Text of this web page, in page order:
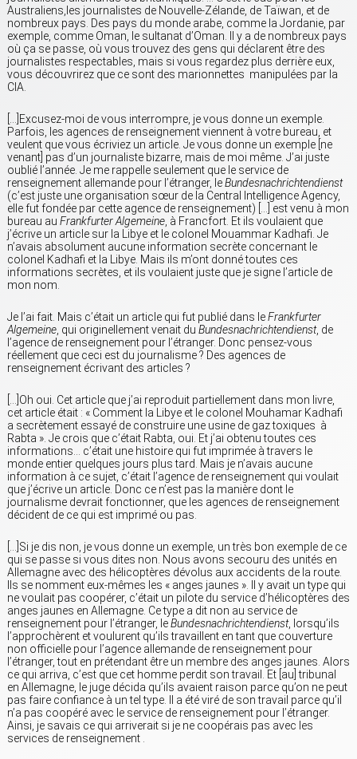
Australiens,les journalistes de Nouvelle-Zélande, de Taïwan, et de
nombreux pays. Des pays du monde arabe, comme la Jordanie, par
exemple, comme Oman, le sultanat d’Oman. Il y a de nombreux pays
où ça se passe, où vous trouvez des gens qui déclarent être des
journalistes respectables, mais si vous regardez plus derrière eux,
vous découvrirez que ce sont des marionnettes manipulées par la
CIA.
[…]Excusez-moi de vous interrompre, je vous donne un exemple.
Parfois, les agences de renseignement viennent à votre bureau, et
veulent que vous écriviez un article. Je vous donne un exemple [ne
venant] pas d’un journaliste bizarre, mais de moi même. J’ai juste
oublié l’année. Je me rappelle seulement que le service de
renseignement allemande pour l’étranger, leBundesnachrichtendienst
(c’est juste une organisation sœur de la Central Intelligence Agency,
elle fut fondée par cette agence de renseignement) […] est venu à mon
bureau au Frankfurter Algemeine , à Francfort. Et ils voulaient que
j’écrive un article sur la Libye et le colonel Mouammar Kadhafi. Je
n’avais absolument aucune information secrète concernant le
colonel Kadhafi et la Libye. Mais ils m’ont donné toutes ces
informations secrètes, et ils voulaient juste que je signe l’article de
mon nom.
Je l’ai fait. Mais c’était un article qui fut publié dans leFrankfurter
Algemeine , qui originellement venait du Bundesnachrichtendienst, de
l’agence de renseignement pour l’étranger. Donc pensez-vous
réellement que ceci est du journalisme ? Des agences de
renseignement écrivant des articles ?
[…]Oh oui. Cet article que j’ai reproduit partiellement dans mon livre,
cet article était : « Comment la Libye et le colonel Mouhamar Kadhafi
a secrètement essayé de construire une usine de gaz toxiques à
Rabta ». Je crois que c’était Rabta, oui. Et j’ai obtenu toutes ces
informations… c’était une histoire qui fut imprimée à travers le
monde entier quelques jours plus tard. Mais je n’avais aucune
information à ce sujet, c’était l’agence de renseignement qui voulait
que j’écrive un article. Donc ce n’est pas la manière dont le
journalisme devrait fonctionner, que les agences de renseignement
décident de ce qui est imprimé ou pas.
[…]Si je dis non, je vous donne un exemple, un très bon exemple de ce
qui se passe si vous dites non. Nous avons secouru des unités en
Allemagne avec des hélicoptères dévolus aux accidents de la route.
Ils se nomment eux-mêmes les « anges jaunes ». Il y avait un type qui
ne voulait pas coopérer, c’était un pilote du service d’hélicoptères des
anges jaunes en Allemagne. Ce type a dit non au service de
renseignement pour l’étranger, leBundesnachrichtendienst, lorsqu’ils
l’approchèrent et voulurent qu’ils travaillent en tant que couverture
non officielle pour l’agence allemande de renseignement pour
l’étranger, tout en prétendant être un membre des anges jaunes. Alors
ce qui arriva, c’est que cet homme perdit son travail. Et [au] tribunal
en Allemagne, le juge décida qu’ils avaient raison parce qu’on ne peut
pas faire confiance à un tel type. Il a été viré de son travail parce qu’il
n’a pas coopéré avec le service de renseignement pour l’étranger.
Ainsi, je savais ce qui arriverait si je ne coopérais pas avec les
services de renseignement .